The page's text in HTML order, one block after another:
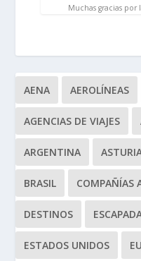
Muchas gracias
AENA AEROLÍNEAS
AGENCIAS DE VIAJES
ARGENTINA
BRASIL COMPAÑÍAS
DESTINOS
ESTADOS UNIDOS